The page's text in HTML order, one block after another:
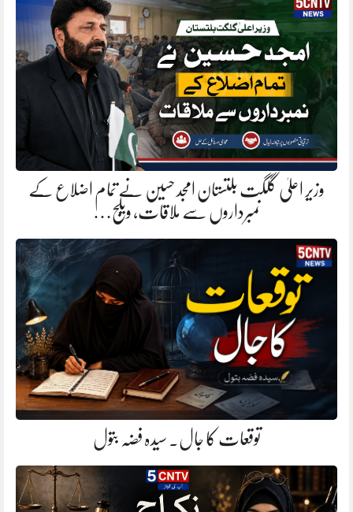
وزیر اعلیٰ گلگت بلتستان امجد حسین نے تمام اضلاع کے
نمبرداروں سے ملاقات، ویلج…
توقعات کا جال. سیدہ فضہ بتول